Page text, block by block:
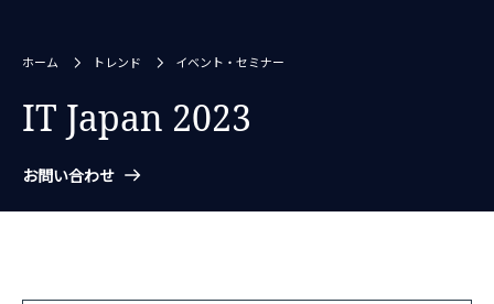
ホーム トレンド イベント・セミナー
IT Japan 2023
お問い合わせ